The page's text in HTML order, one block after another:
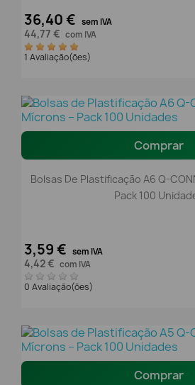
36,40 € sem IVA
44,77 € com IVA
1 Avaliação(ões)
Comprar
Bolsas De Plastificação A6 Q-
Pack 100
3,59 € sem IVA
4,42 € com IVA
0 Avaliação(ões)
Comprar